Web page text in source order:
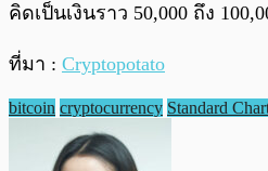
คิดเป็นเงินราว 50,000 ถึง
ที่มา : Cryptopotato
bitcoin cryptocurrency Standard